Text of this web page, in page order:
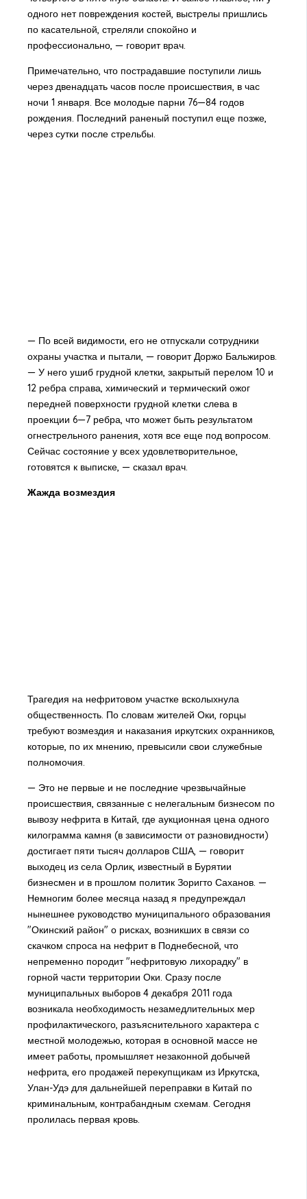
одного нет повреждения костей, выстрелы пришлись
по касательной, стреляли спокойно и
профессионально, — говорит врач.
Примечательно, что пострадавшие поступили лишь
через двенадцать часов после происшествия, в час
ночи 1 января. Все молодые парни 76—84 годов
рождения. Последний раненый поступил еще позже,
через сутки после стрельбы.
— По всей видимости, его не отпускали сотрудники
охраны участка и пытали, — говорит Доржо Бальжиров.
— У него ушиб грудной клетки, закрытый перелом 10 и
12 ребра справа, химический и термический ожог
передней поверхности грудной клетки слева в
проекции 6—7 ребра, что может быть результатом
огнестрельного ранения, хотя все еще под вопросом.
Сейчас состояние у всех удовлетворительное,
готовятся к выписке, — сказал врач.
Жажда возмездия
Трагедия на нефритовом участке всколыхнула
общественность. По словам жителей Оки, горцы
требуют возмездия и наказания иркутских охранников,
которые, по их мнению, превысили свои служебные
полномочия.
— Это не первые и не последние чрезвычайные
происшествия, связанные с нелегальным бизнесом по
вывозу нефрита в Китай, где аукционная цена одного
килограмма камня (в зависимости от разновидности)
достигает пяти тысяч долларов США, — говорит
выходец из села Орлик, известный в Бурятии
бизнесмен и в прошлом политик Зоригто Саханов. —
Немногим более месяца назад я предупреждал
нынешнее руководство муниципального образования
"Окинский район" о рисках, возникших в связи со
скачком спроса на нефрит в Поднебесной, что
непременно породит "нефритовую лихорадку" в
горной части территории Оки. Сразу после
муниципальных выборов 4 декабря 2011 года
возникала необходимость незамедлительных мер
профилактического, разъяснительного характера с
местной молодежью, которая в основной массе не
имеет работы, промышляет незаконной добычей
нефрита, его продажей перекупщикам из Иркутска,
Улан-Удэ для дальнейшей переправки в Китай по
криминальным, контрабандным схемам. Сегодня
пролилась первая кровь.